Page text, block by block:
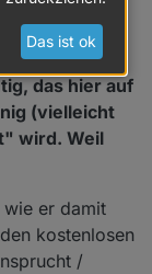
Anliegen
dings in
Preis.
das hier auf
(vielleicht
wird. Weil
wie er damit
kostenlosen
/
Das ist ok